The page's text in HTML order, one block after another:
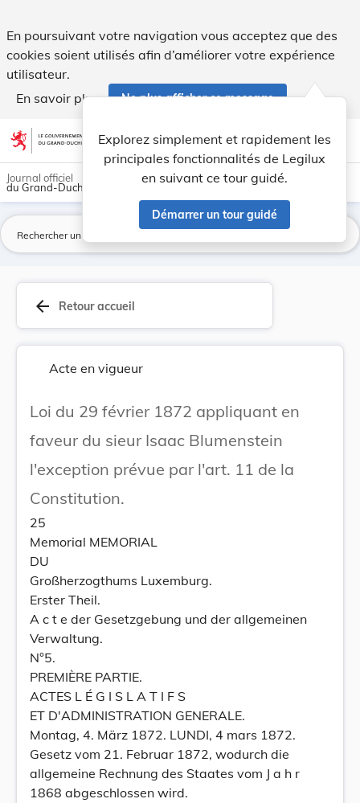
En poursuivant votre navigation vous acceptez que des
cookies soient utilisés afin d’améliorer votre expérience
utilisateur.
En savoir plus
Ne plus afficher ce message
Aller au contenu account_circle help Aide
Explorez simplement et rapidement les
principales fonctionnalités de Legilux
en suivant ce tour guidé.
Démarrer un tour guidé
light_mode dark_mode
Journal officiel
du Grand-Duché de Luxembourg
arrow_back Retour accueil
Acte en vigueur
Loi du 29 février 1872 appliquant en
faveur du sieur Isaac Blumenstein
l'exception prévue par l'art. 11 de la
Constitution.
25
Memorial MEMORIAL
DU
Großherzogthums Luxemburg.
Erster Theil.
A c t e der Gesetzgebung und der allgemeinen
Verwaltung.
N°5.
PREMIÈRE PARTIE.
ACTES L É G I S L A T I F S
ET D'ADMINISTRATION GENERALE.
Montag, 4. März 1872. LUNDI, 4 mars 1872.
Gesetz vom 21. Februar 1872, wodurch die
allgemeine Rechnung des Staates vom J a h r
1868 abgeschlossen wird.